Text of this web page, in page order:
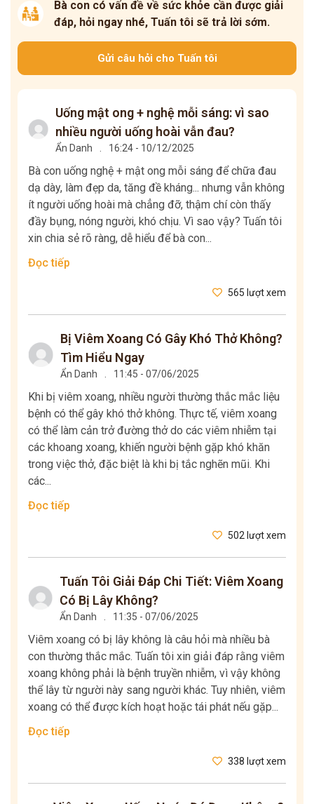
Bà con có vấn đề về sức khỏe cần được giải
đáp, hỏi ngay nhé, Tuấn tôi sẽ trả lời sớm.
Gửi câu hỏi cho Tuấn tôi
Uống mật ong + nghệ mỗi sáng: vì sao
nhiều người uống hoài vẫn đau?
Ẩn Danh 16:24 - 10/12/2025
Bà con uống nghệ + mật ong mỗi sáng để chữa đau
dạ dày, làm đẹp da, tăng đề kháng... nhưng vẫn không
ít người uống hoài mà chẳng đỡ, thậm chí còn thấy
đầy bụng, nóng người, khó chịu. Vì sao vậy? Tuấn tôi
xin chia sẻ rõ ràng, dễ hiểu để bà con...
Đọc tiếp
565 lượt xem
Bị Viêm Xoang Có Gây Khó Thở Không?
Tìm Hiểu Ngay
Ẩn Danh 11:45 - 07/06/2025
Khi bị viêm xoang, nhiều người thường thắc mắc liệu
bệnh có thể gây khó thở không. Thực tế, viêm xoang
có thể làm cản trở đường thở do các viêm nhiễm tại
các khoang xoang, khiến người bệnh gặp khó khăn
trong việc thở, đặc biệt là khi bị tắc nghẽn mũi. Khi
các...
Đọc tiếp
502 lượt xem
Tuấn Tôi Giải Đáp Chi Tiết: Viêm Xoang
Có Bị Lây Không?
Ẩn Danh 11:35 - 07/06/2025
Viêm xoang có bị lây không là câu hỏi mà nhiều bà
con thường thắc mắc. Tuấn tôi xin giải đáp rằng viêm
xoang không phải là bệnh truyền nhiễm, vì vậy không
thể lây từ người này sang người khác. Tuy nhiên, viêm
xoang có thể được kích hoạt hoặc tái phát nếu gặp...
Đọc tiếp
338 lượt xem